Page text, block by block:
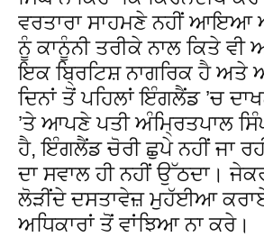
ਵਰਤਾਰਾ ਸਾਹਮਣੇ ਨਹੀਂ ਆਇਆ
ਨੂੰ ਕਾਨੂੰਨੀ ਤਰੀਕੇ ਨਾਲ ਕਿਤੇ
ਇਕ ਬ੍ਰਿਟਿਸ਼ ਨਾਗਰਿਕ ਹੈ ਅਤੇ
ਦਿਨਾਂ ਤੋਂ ਪਹਿਲਾਂ ਇੰਗਲੈਂਡ ’ਚ
’ਤੇ ਆਪਣੇ ਪਤੀ ਅੰਮ੍ਰਿਤਪਾਲ
ਹੈ, ਇੰਗਲੈਂਡ ਚੋਰੀ ਛੁਪੇ ਨਹੀਂ ਜਾ
ਦਾ ਸਵਾਲ ਹੀ ਨਹੀਂ ਉੱਠਦਾ।
ਲੋੜੀਂਦੇ ਦਸਤਾਵੇਜ਼ ਮੁਹੱਈਆ
ਅਧਿਕਾਰਾਂ ਤੋਂ ਵਾਂਝਿਆ ਨਾ ਕਰੇ।